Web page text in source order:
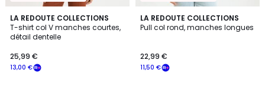
LA REDOUTE COLLECTIONS
T-shirt col V manches courtes,
détail dentelle
13,00 €
25,99 €
4,8
/ 5
2
Couleurs
LA REDOUTE COLLECTIONS
Pull col rond, manches longues
11,50 €
22,99 €
4,5
/ 5
2
Couleurs